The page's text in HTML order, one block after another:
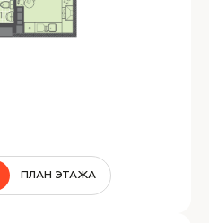
ПЛАН ЭТАЖА